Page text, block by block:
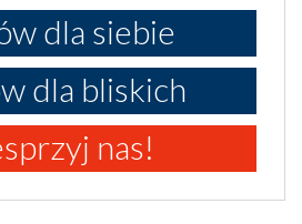
dla siebie
dla bliskich
nas!